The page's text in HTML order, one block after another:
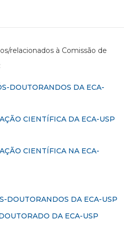
relacionados à Comissão de
DOUTORANDOS DA ECA-
CIENTÍFICA DA ECA-USP
CIENTÍFICA NA ECA-
DOUTORANDOS DA ECA-USP
DA ECA-USP